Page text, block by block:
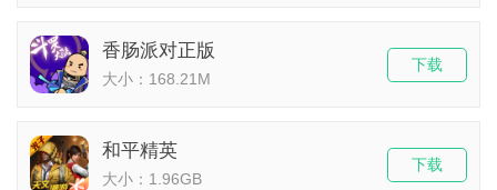
香肠派对正版
大小：168.21M
下载
和平精英
大小：1.96GB
下载